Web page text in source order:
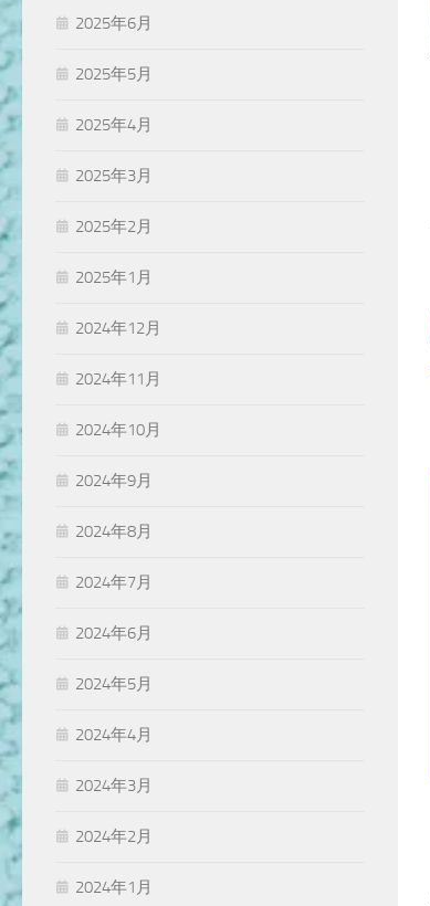
2025年6月
2025年5月
2025年4月
2025年3月
2025年2月
2025年1月
2024年12月
2024年11月
2024年10月
2024年9月
2024年8月
2024年7月
2024年6月
2024年5月
2024年4月
2024年3月
2024年2月
2024年1月